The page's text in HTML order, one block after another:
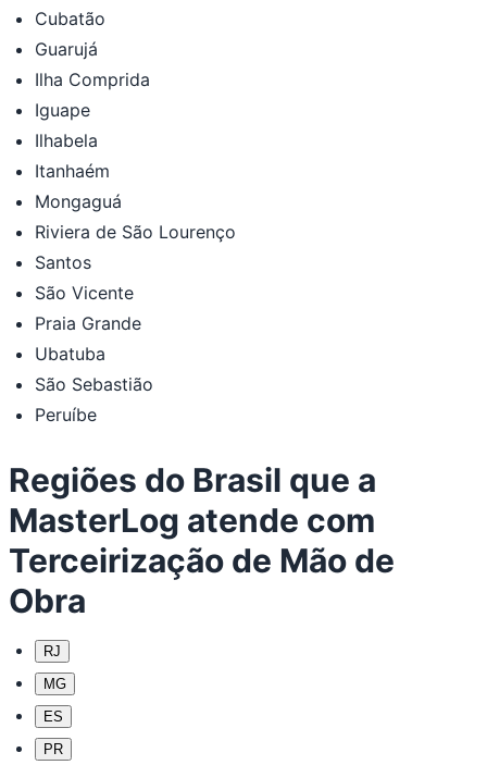
Cubatão
Guarujá
Ilha Comprida
Iguape
Ilhabela
Itanhaém
Mongaguá
Riviera de São Lourenço
Santos
São Vicente
Praia Grande
Ubatuba
São Sebastião
Peruíbe
Regiões do Brasil que a
MasterLog atende com
Terceirização de Mão de
Obra
RJ
MG
ES
PR